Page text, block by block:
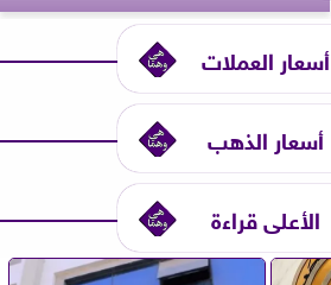
أسعار العملات
أسعار الذهب
الأعلى قراءة